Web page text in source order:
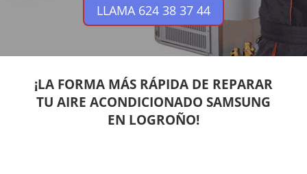
LLAMA 624 38 37 44
¡LA FORMA MÁS RÁPIDA DE REPARAR
TU AIRE ACONDICIONADO SAMSUNG
EN LOGROÑO!